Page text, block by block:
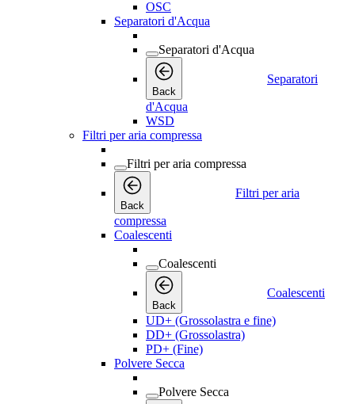
OSC
Separatori d'Acqua
Separatori d'Acqua
Back
Separatori
d'Acqua
WSD
Filtri per aria compressa
Filtri per aria compressa
Back
Filtri per aria
compressa
Coalescenti
Coalescenti
Back
Coalescenti
UD+ (Grossolastra e fine)
DD+ (Grossolastra)
PD+ (Fine)
Polvere Secca
Polvere Secca